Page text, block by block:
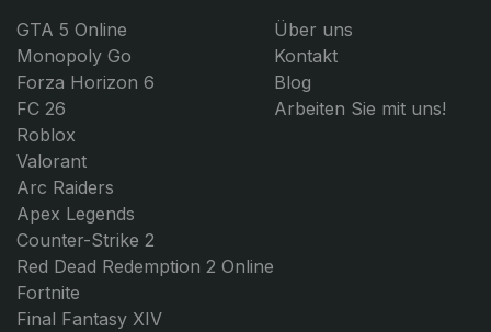
GTA 5 Online
Monopoly Go
Forza Horizon 6
FC 26
Roblox
Valorant
Arc Raiders
Apex Legends
Counter-Strike 2
Red Dead Redemption 2 Online
Fortnite
Final Fantasy XIV
Über uns
Kontakt
Blog
Arbeiten Sie mit uns!